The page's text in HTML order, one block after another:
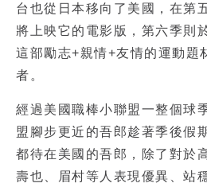
台也從日本移向了美國，在第
將上映它的電影版，第六季則
這部勵志+親情+友情的運動題
者。
經過美國職棒小聯盟一整個球
盟腳步更近的吾郎趁著季後假
都待在美國的吾郎，除了對於
壽也、眉村等人表現優異、站